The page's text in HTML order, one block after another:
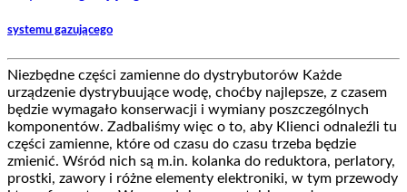
systemu gazującego
Niezbędne części zamienne do dystrybutorów Każde
urządzenie dystrybuujące wodę, choćby najlepsze, z czasem
będzie wymagało konserwacji i wymiany poszczególnych
komponentów. Zadbaliśmy więc o to, aby Klienci odnaleźli tu
części zamienne, które od czasu do czasu trzeba będzie
zmienić. Wśród nich są m.in. kolanka do reduktora, perlatory,
prostki, zawory i różne elementy elektroniki, w tym przewody